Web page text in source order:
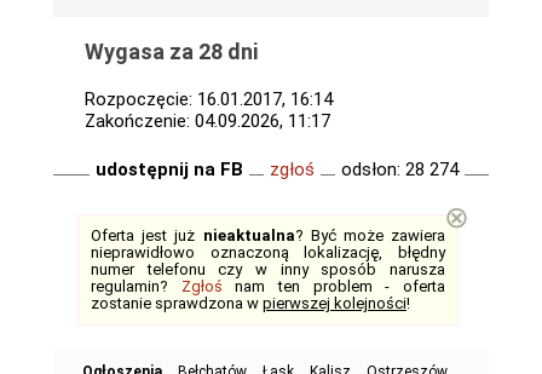
Wygasa za 28 dni
Rozpoczęcie: 16.01.2017, 16:14
Zakończenie: 04.09.2026, 11:17
udostępnij na FB zgłoś odsłon: 28 274
Oferta jest już nieaktualna? Być może zawiera
nieprawidłowo oznaczoną lokalizację, błędny
numer telefonu czy w inny sposób narusza
regulamin? Zgłoś nam ten problem - oferta
zostanie sprawdzona w pierwszej kolejności!
⊗